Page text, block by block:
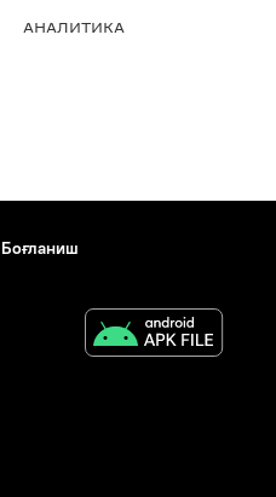
АНАЛИТИКА
Боғланиш